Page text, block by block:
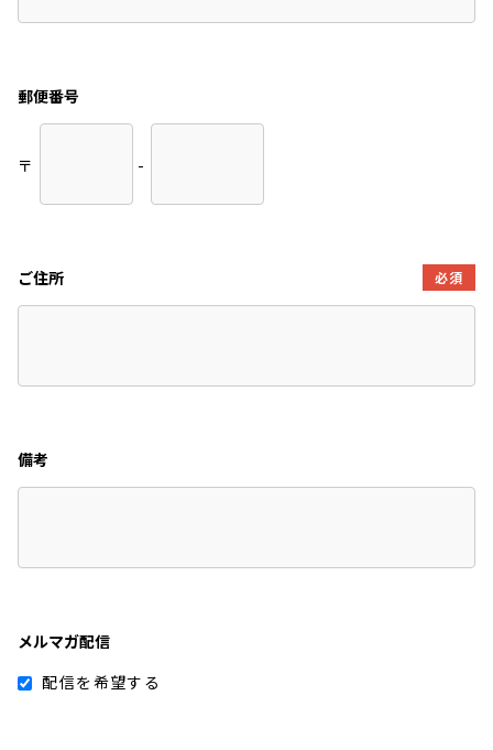
郵便番号
〒 -
ご住所 必須
備考
メルマガ配信
配信を希望する